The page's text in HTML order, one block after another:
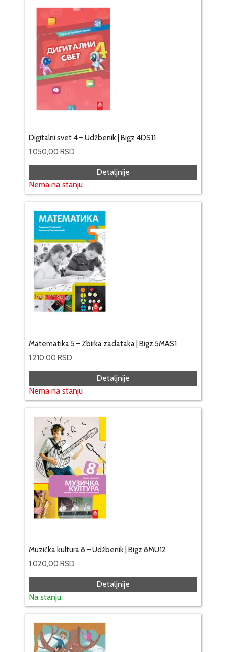
Digitalni svet 4 – Udžbenik | Bigz 4DS11
1.050,00 RSD
Detaljnije
Nema na stanju
Matematika 5 – Zbirka zadataka | Bigz 5MAS1
1.210,00 RSD
Detaljnije
Nema na stanju
Muzička kultura 8 – Udžbenik | Bigz 8MU12
1.020,00 RSD
Detaljnije
Na stanju